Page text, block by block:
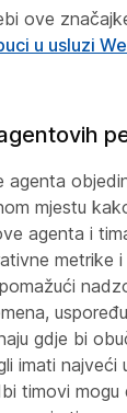
ove
u usluzi
agenta
mjestu
agenta i
metrike i
gdje bi
imati najveći
timovi mogu